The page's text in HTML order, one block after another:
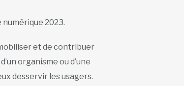
numérique 2023.
et de contribuer
organisme ou d’une
desservir les usagers.